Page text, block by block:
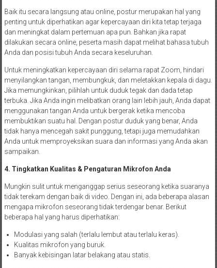
Baik itu secara langsung atau online, postur merupakan hal yang
penting untuk diperhatikan agar kepercayaan diri kita tetap terjaga
dan meningkat dalam pertemuan apa pun. Bahkan jika rapat
dilakukan secara online, peserta masih dapat melihat bahasa tubuh
Anda dan posisi tubuh Anda secara keseluruhan.
Untuk meningkatkan kepercayaan diri selama rapat Zoom, hindari
menyilangkan tangan, membungkuk, dan meletakkan kepala di dagu.
Jika memungkinkan, pilihlah untuk duduk tegak dan dada tetap
terbuka. Jika Anda ingin melibatkan orang lain lebih jauh, Anda dapat
menggunakan tangan Anda untuk bergerak ketika mencoba
membuktikan suatu hal. Dengan postur duduk yang benar, Anda
tidak hanya mencegah sakit punggung, tetapi juga memudahkan
Anda untuk memproyeksikan suara dan informasi yang Anda akan
sampaikan.
4. Tingkatkan Kualitas & Pengaturan Mikrofon Anda
Mungkin sulit untuk menganggap serius seseorang ketika suaranya
tidak terekam dengan baik di video. Dengan ini, ada beberapa alasan
mengapa mikrofon seseorang tidak terdengar benar. Berikut
beberapa hal yang harus diperhatikan:
Modulasi yang salah (terlalu lembut atau terlalu keras).
Kualitas mikrofon yang buruk.
Banyak kebisingan latar belakang atau statis.